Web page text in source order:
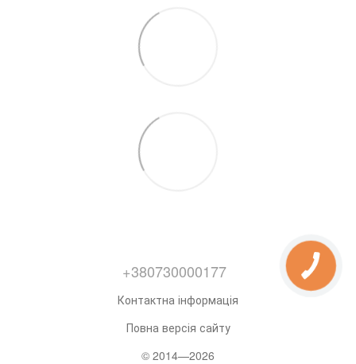
+380730000177
Контактна інформація
Повна версія сайту
© 2014—2026